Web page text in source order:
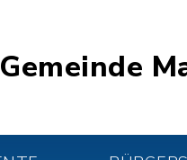
Gemeinde